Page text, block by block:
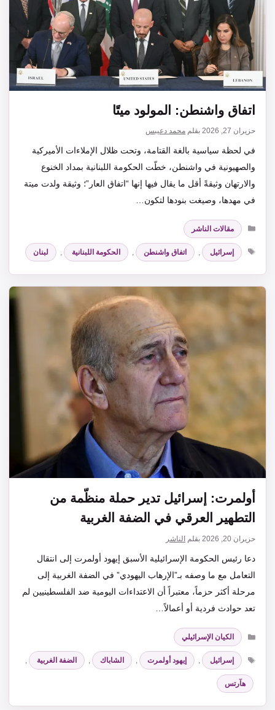
اتفاق واشنطن: المولود ميتًا
حزيران 27, 2026 بقلم محمد دعيبس
في لحظة سياسية بالغة القتامة، وتحت ظلال الإملاءات الأميركية
والصهيونية في واشنطن، خطّت الحكومة اللبنانية بمداد الخنوع
والارتهان وثيقةً أقل ما يقال فيها إنها “اتفاق العار”؛ وثيقة ولدت ميتة
في مهدها، وصيغت بنودها لتكون…
التصنيفات
مقالات الناشر
الوسوم
إسرائيل اتفاق واشنطن الحكومة اللبنانية لبنان
أولمرت: إسرائيل تدير حملة منظّمة من
التطهير العرقي في الضفة الغربية
حزيران 20, 2026 بقلم الناشر
دعا رئيس الحكومة الإسرائيلية الأسبق إيهود أولمرت إلى انتقال
التعامل مع ما وصفه بـ”الإرهاب اليهودي” في الضفة الغربية إلى
مرحلة أكثر حزماً، معتبراً أن الاعتداءات اليومية ضد الفلسطينيين لم
تعد حوادث فردية أو أعمالاً…
التصنيفات
الكيان الإسرائيلي
الوسوم
إسرائيل , إيهود أولمرت , الشاباك , الضفة الغربية ,
هآرتس